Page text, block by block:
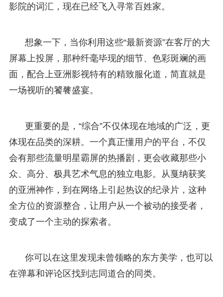
影院的词汇，现在已经飞入寻常百姓家。
想象一下，当你利用这些“最新资源”在客厅的大
屏幕上投屏，那种纤毫毕现的细节、色彩斑斓的画
面，配合上亚洲影视特有的精致服化道，简直就是
一场视听的饕餮盛宴。
更重要的是，“综合”不仅体现在地域的广泛，更
体现在品类的深耕。一个真正懂用户的平台，不仅
会有那些流量明星霸屏的热播剧，更会收藏那些小
众、高分、极具艺术气息的独立电影。从戛纳获奖
的亚洲神作，到在网络上引起热议的纪录片，这种
全方位的资源整合，让用户从一个被动的接受者，
变成了一个主动的探索者。
你可以在这里发现未曾领略的东方美学，也可以
在弹幕和评论区找到志同道合的同类。